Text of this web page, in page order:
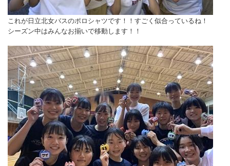
これが日立北女バスのポロシャツです！！すごく似合っているね！
シーズン中はみんなお揃いで移動します！！